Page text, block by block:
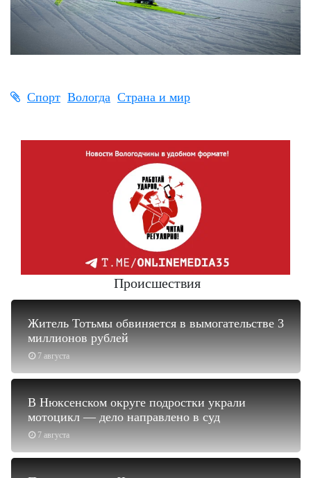
Спорт Вологда Страна и мир
Происшествия
7 августа
Житель Тотьмы обвиняется в вымогательстве 3
миллионов рублей
7 августа
В Нюксенском округе подростки украли
мотоцикл — дело направлено в суд